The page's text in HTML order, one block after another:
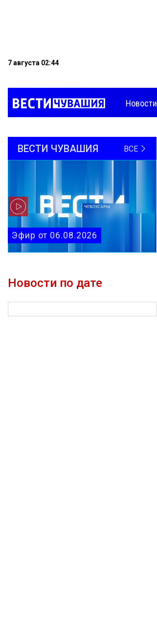
7 августа 02:44
Новости
ВЕСТИ ЧУВАШИЯ ВСЕ
Эфир от 06.08.2026
Новости по дате